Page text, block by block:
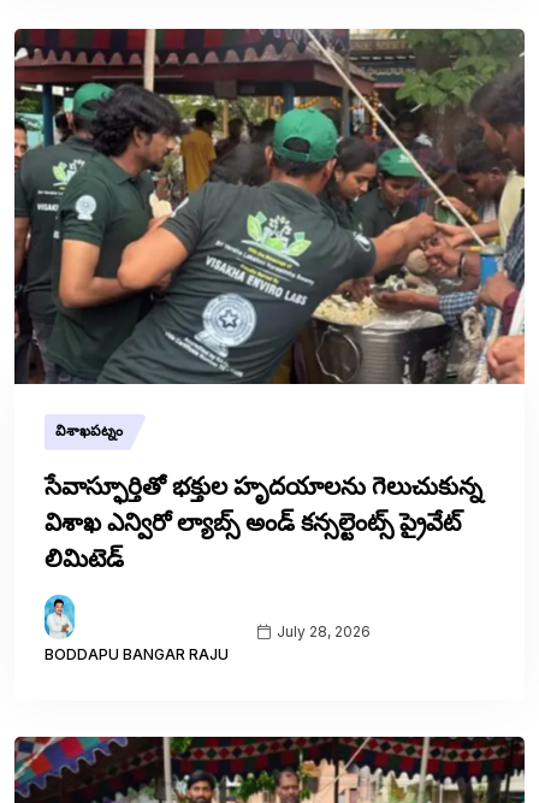
విశాఖపట్నం
సేవాస్ఫూర్తితో భక్తుల హృదయాలను గెలుచుకున్న
విశాఖ ఎన్విరో ల్యాబ్స్ అండ్ కన్సల్టెంట్స్ ప్రైవేట్
లిమిటెడ్
BODDAPU BANGAR RAJU
July 28, 2026